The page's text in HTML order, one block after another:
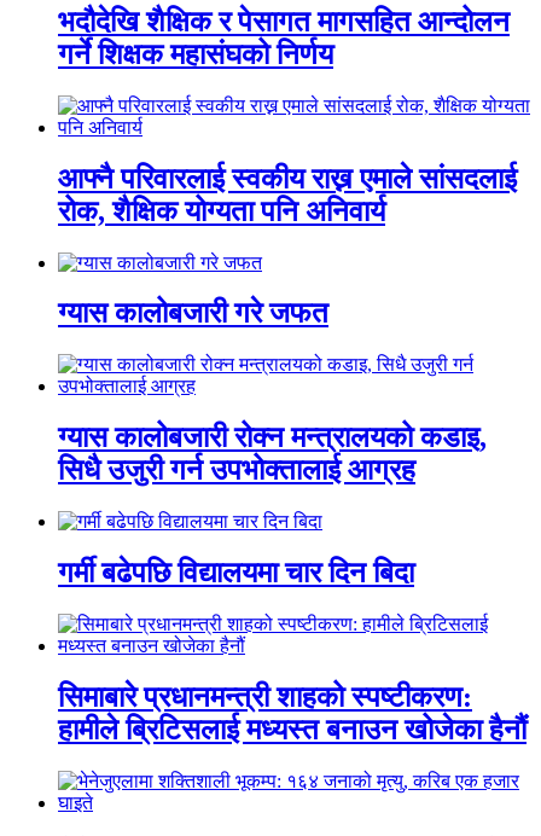
भदौदेखि शैक्षिक र पेसागत मागसहित आन्दोलन
गर्ने शिक्षक महासंघको निर्णय
आफ्नै परिवारलाई स्वकीय राख्न एमाले सांसदलाई
रोक, शैक्षिक योग्यता पनि अनिवार्य
ग्यास कालोबजारी गरे जफत
ग्यास कालोबजारी रोक्न मन्त्रालयको कडाइ,
सिधै उजुरी गर्न उपभोक्तालाई आग्रह
गर्मी बढेपछि विद्यालयमा चार दिन बिदा
सिमाबारे प्रधानमन्त्री शाहको स्पष्टीकरण:
हामीले ब्रिटिसलाई मध्यस्त बनाउन खोजेका हैनौं